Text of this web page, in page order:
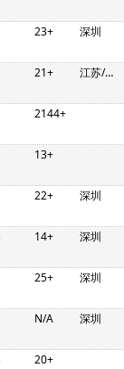
23+ 深圳
21+ 江苏/深圳
2144+
13+
22+ 深圳
14+ 深圳
25+ 深圳
N/A 深圳
20+